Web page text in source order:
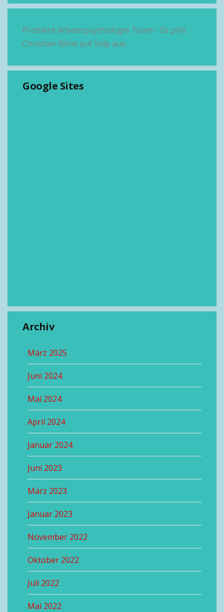
Probiere Arbeitspsychologie Team - Dr.phil.
Christian Blind auf Yelp aus
Google Sites
Archiv
März 2025
Juni 2024
Mai 2024
April 2024
Januar 2024
Juni 2023
März 2023
Januar 2023
November 2022
Oktober 2022
Juli 2022
Mai 2022